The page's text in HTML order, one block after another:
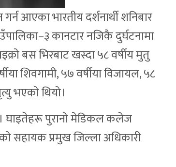
आएका भारतीय दर्शनार्थी शनिबार
कानटार नजिकै दुर्घटनामा
बस भिरबाट खस्दा ५८ वर्षीय मुतु
शिवगामी, ५७ वर्षीया विजायल, ५८
भएको थियो।
। घाइतेहरू पुरानो मेडिकल कलेज
सहायक प्रमुख जिल्ला अधिकारी